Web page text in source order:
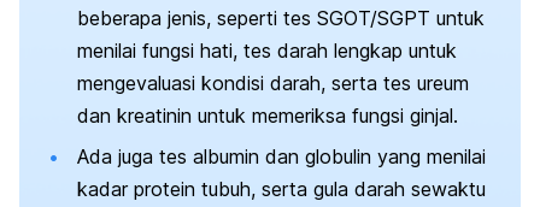
beberapa jenis, seperti tes SGOT/SGPT untuk
menilai fungsi hati, tes darah lengkap untuk
mengevaluasi kondisi darah, serta tes ureum
dan kreatinin untuk memeriksa fungsi ginjal.
Ada juga tes albumin dan globulin yang menilai
kadar protein tubuh, serta gula darah sewaktu